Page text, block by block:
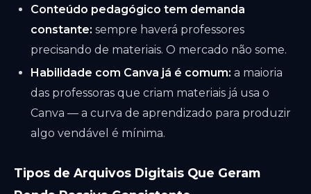
Conteúdo pedagógico tem demanda
constante: sempre haverá professores
precisando de materiais. O mercado não some.
Habilidade com Canva já é comum: a maioria
das professoras que criam materiais já usa o
Canva — a curva de aprendizado para produzir
algo vendável é mínima.
Tipos de Arquivos Digitais Que Geram